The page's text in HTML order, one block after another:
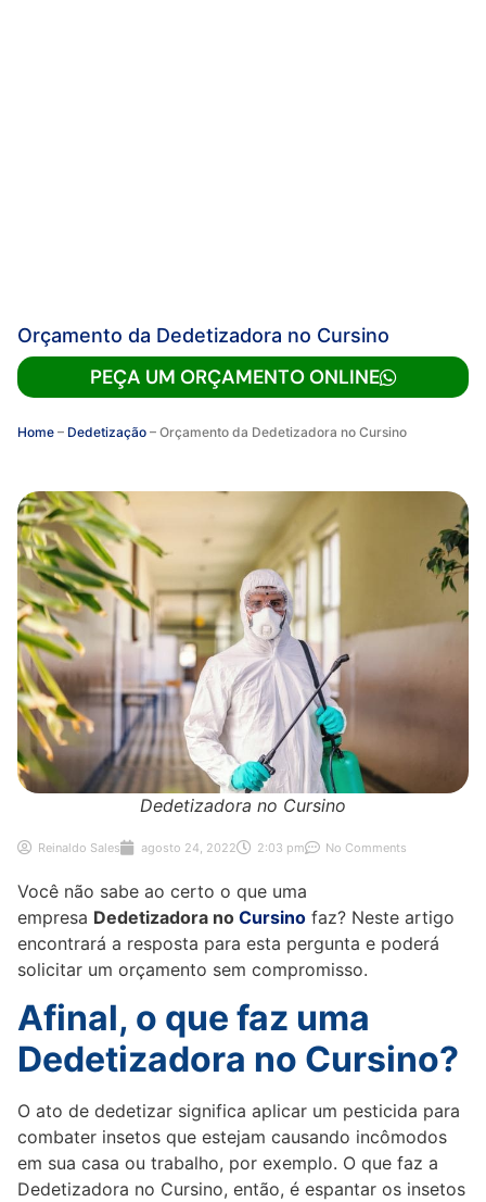
Orçamento da Dedetizadora no Cursino
PEÇA UM ORÇAMENTO ONLINE
Home – Dedetização – Orçamento da Dedetizadora no Cursino
Dedetizadora no Cursino
Reinaldo Sales agosto 24, 2022 2:03 pm No Comments
Você não sabe ao certo o que uma
empresa Dedetizadora no Cursino faz? Neste artigo
encontrará a resposta para esta pergunta e poderá
solicitar um orçamento sem compromisso.
Afinal, o que faz uma
Dedetizadora no Cursino?
O ato de dedetizar significa aplicar um pesticida para
combater insetos que estejam causando incômodos
em sua casa ou trabalho, por exemplo. O que faz a
Dedetizadora no Cursino, então, é espantar os insetos